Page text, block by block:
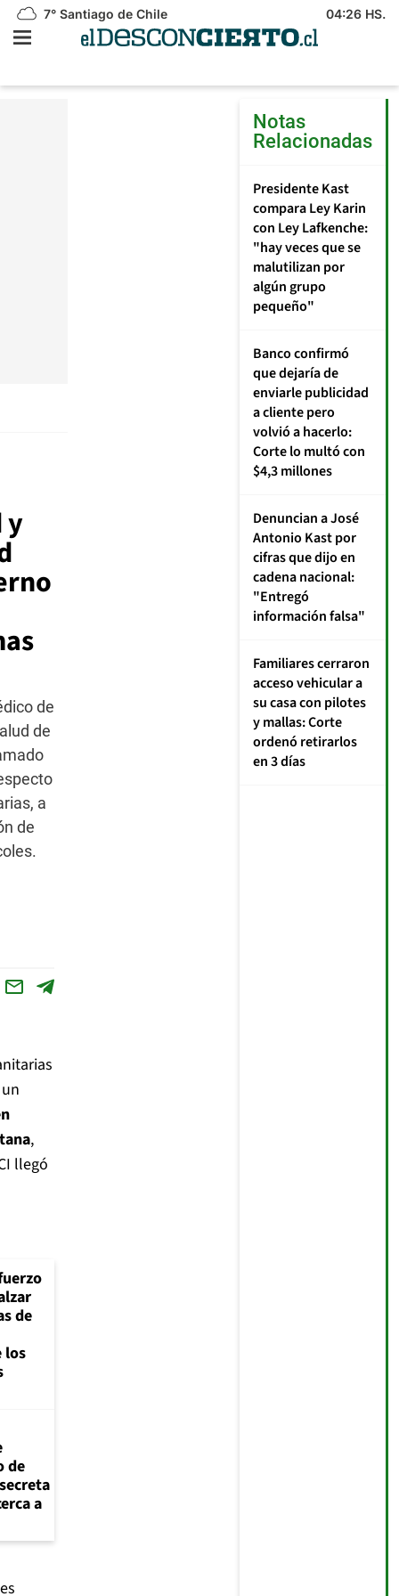
7° Santiago de Chile 04:26 HS.
y
de
de
a
de
,
llegó
de
los
de
a
Notas
Relacionadas
Presidente Kast
compara Ley Karin
con Ley Lafkenche:
"hay veces que se
malutilizan por
algún grupo
pequeño"
Banco confirmó
que dejaría de
enviarle publicidad
a cliente pero
volvió a hacerlo:
Corte lo multó con
$4,3 millones
Denuncian a José
Antonio Kast por
cifras que dijo en
cadena nacional:
"Entregó
información falsa"
Familiares cerraron
acceso vehicular a
su casa con pilotes
y mallas: Corte
ordenó retirarlos
en 3 días